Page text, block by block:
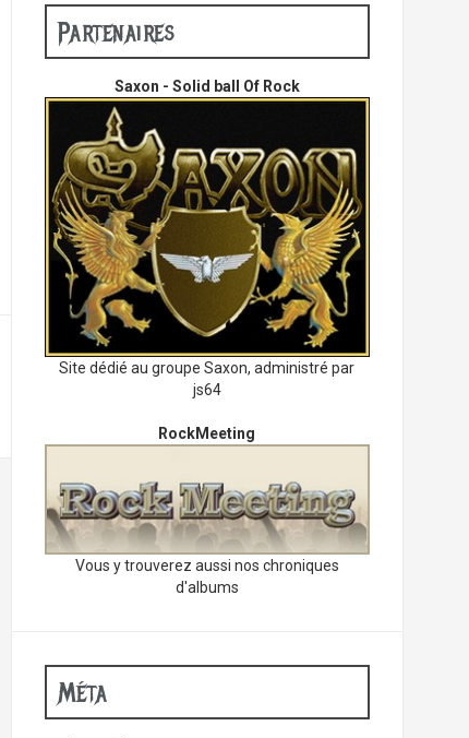
Partenaires
Saxon - Solid ball Of Rock
Site dédié au groupe Saxon, administré par
js64
RockMeeting
Vous y trouverez aussi nos chroniques
d'albums
Méta